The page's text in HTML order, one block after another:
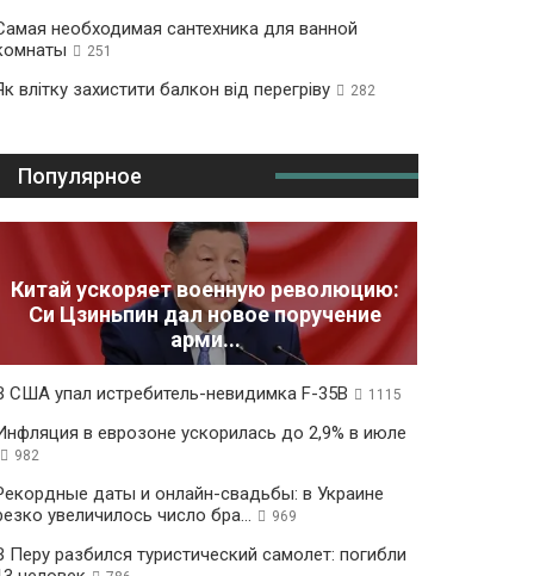
необходимая сантехника для ванной
251
влітку захистити балкон від перегріву 282
Популярное
Китай ускоряет военную революцию:
Си Цзиньпин дал новое поручение
арми...
США упал истребитель-невидимка F-35B 1115
в еврозоне ускорилась до 2,9% в июле
982
даты и онлайн-свадьбы: в Украине
увеличилось число бра...
969
Перу разбился туристический самолет: погибли